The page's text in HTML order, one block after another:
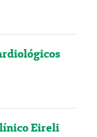
Eireli